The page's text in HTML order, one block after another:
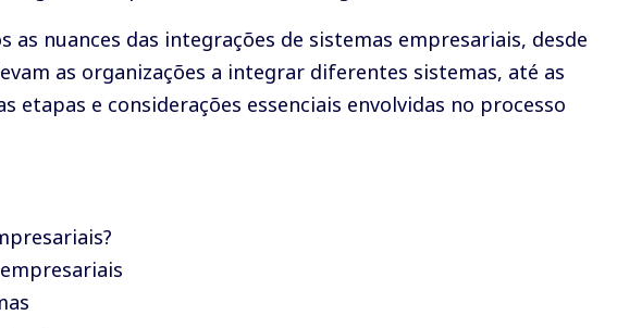
nuances das integrações de sistemas empresariais, desde
as organizações a integrar diferentes sistemas, até as
etapas e considerações essenciais envolvidas no processo